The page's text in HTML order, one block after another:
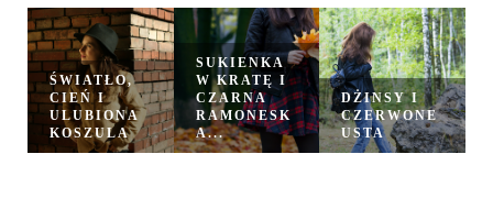
ŚWIATŁO,
CIEŃ I
ULUBIONA
KOSZULA
SUKIENKA
W KRATĘ I
CZARNA
RAMONESK
A...
DŻINSY I
CZERWONE
USTA